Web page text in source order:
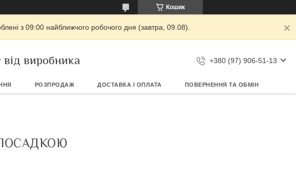
Кошик
з 09:00 найближчого робочого дня (завтра, 09.08).
виробника +380 (97) 906-51-13
РОЗПРОДАЖ ДОСТАВКА І ОПЛАТА ПОВЕРНЕННЯ ТА ОБМІН